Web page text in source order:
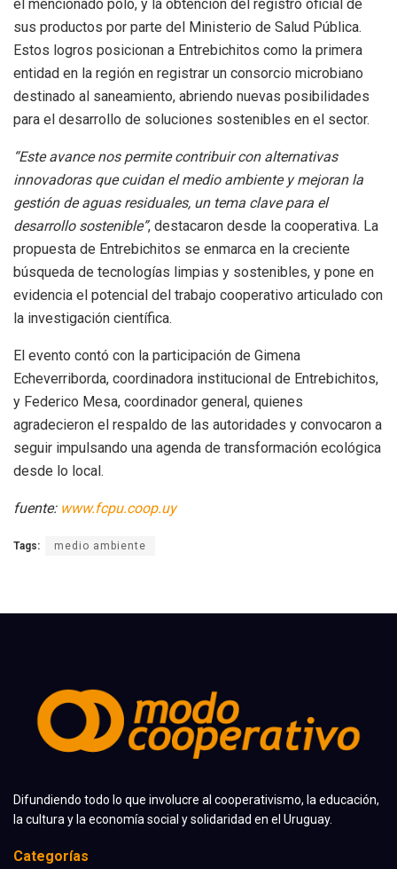
el mencionado polo, y la obtención del registro oficial de
sus productos por parte del Ministerio de Salud Pública.
Estos logros posicionan a Entrebichitos como la primera
entidad en la región en registrar un consorcio microbiano
destinado al saneamiento, abriendo nuevas posibilidades
para el desarrollo de soluciones sostenibles en el sector.
“Este avance nos permite contribuir con alternativas
innovadoras que cuidan el medio ambiente y mejoran la
gestión de aguas residuales, un tema clave para el
desarrollo sostenible”, destacaron desde la cooperativa. La
propuesta de Entrebichitos se enmarca en la creciente
búsqueda de tecnologías limpias y sostenibles, y pone en
evidencia el potencial del trabajo cooperativo articulado con
la investigación científica.
El evento contó con la participación de Gimena
Echeverriborda, coordinadora institucional de Entrebichitos,
y Federico Mesa, coordinador general, quienes
agradecieron el respaldo de las autoridades y convocaron a
seguir impulsando una agenda de transformación ecológica
desde lo local.
fuente: www.fcpu.coop.uy
Tags: medio ambiente
Difundiendo todo lo que involucre al cooperativismo, la educación,
la cultura y la economía social y solidaridad en el Uruguay.
Categorías